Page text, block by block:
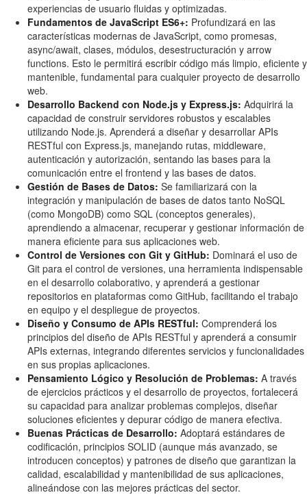
experiencias de usuario fluidas y optimizadas.
Fundamentos de JavaScript ES6+: Profundizará en las
características modernas de JavaScript, como promesas,
async/await, clases, módulos, desestructuración y arrow
functions. Esto le permitirá escribir código más limpio, eficiente y
mantenible, fundamental para cualquier proyecto de desarrollo
web.
Desarrollo Backend con Node.js y Express.js: Adquirirá la
capacidad de construir servidores robustos y escalables
utilizando Node.js. Aprenderá a diseñar y desarrollar APIs
RESTful con Express.js, manejando rutas, middleware,
autenticación y autorización, sentando las bases para la
comunicación entre el frontend y las bases de datos.
Gestión de Bases de Datos: Se familiarizará con la
integración y manipulación de bases de datos tanto NoSQL
(como MongoDB) como SQL (conceptos generales),
aprendiendo a almacenar, recuperar y gestionar información de
manera eficiente para sus aplicaciones web.
Control de Versiones con Git y GitHub: Dominará el uso de
Git para el control de versiones, una herramienta indispensable
en el desarrollo colaborativo, y aprenderá a gestionar
repositorios en plataformas como GitHub, facilitando el trabajo
en equipo y el despliegue de proyectos.
Diseño y Consumo de APIs RESTful: Comprenderá los
principios del diseño de APIs RESTful y aprenderá a consumir
APIs externas, integrando diferentes servicios y funcionalidades
en sus propias aplicaciones.
Pensamiento Lógico y Resolución de Problemas: A través
de ejercicios prácticos y el desarrollo de proyectos, fortalecerá
su capacidad para analizar problemas complejos, diseñar
soluciones eficientes y depurar código de manera efectiva.
Buenas Prácticas de Desarrollo: Adoptará estándares de
codificación, principios SOLID (aunque más avanzado, se
introducen conceptos) y patrones de diseño que garantizan la
calidad, escalabilidad y mantenibilidad de sus aplicaciones,
alineándose con las mejores prácticas del sector.